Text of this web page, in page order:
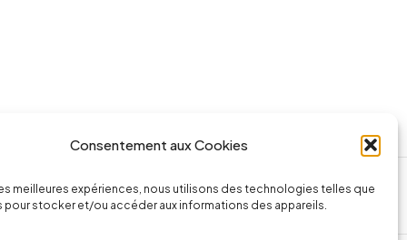
Consentement aux Cookies
meilleures expériences, nous utilisons des technologies telles que
stocker et/ou accéder aux informations des appareils.
Appeler la boutique
(+262) 0262 43 50 38